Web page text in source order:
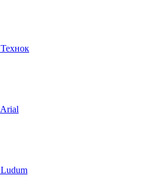
Технок
Arial
Ludum